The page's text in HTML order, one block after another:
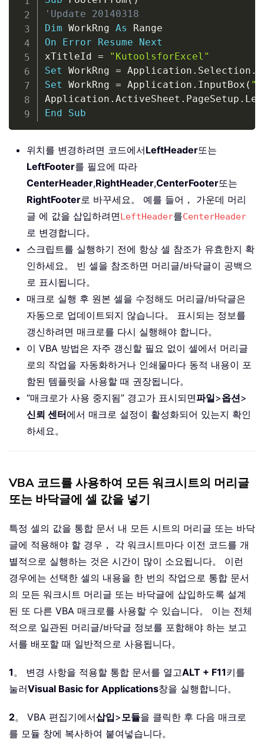
'Update 20140318
Dim WorkRng As
On
Error Resume
Next
xTitleId =
"KutoolsforExcel"
Set WorkRng = Application . Selection .
Set WorkRng = Application . InputBox (
Application . ActiveSheet . PageSetup .
End
Sub
위치를 변경하려면 코드에서LeftHeader또는
LeftFooter를 필요에 따라
CenterHeader,RightHeader,CenterFooter또는
RightFooter로 바꾸세요。 예를 들어， 가운데 머리
글 에 값을 삽입하려면LeftHeader를CenterHeader
로 변경합니다。
스크립트를 실행하기 전에 항상 셀 참조가 유효한지 확
인하세요。 빈 셀을 참조하면 머리글/바닥글이 공백으
로 표시됩니다。
매크로 실행 후 원본 셀을 수정해도 머리글/바닥글은
자동으로 업데이트되지 않습니다。 표시되는 정보를
갱신하려면 매크로를 다시 실행해야 합니다。
이 VBA 방법은 자주 갱신할 필요 없이 셀에서 머리글
로의 작업을 자동화하거나 인쇄물마다 동적 내용이 포
함된 템플릿을 사용할 때 권장됩니다。
“매크로가 사용 중지됨” 경고가 표시되면파일>옵션>
신뢰 센터에서 매크로 설정이 활성화되어 있는지 확인
하세요。
VBA 코드를 사용하여 모든 워크시트의 머리글
또는 바닥글에 셀 값을 넣기
특정 셀의 값을 통합 문서 내 모든 시트의 머리글 또는 바닥
글에 적용해야 할 경우， 각 워크시트마다 이전 코드를 개
별적으로 실행하는 것은 시간이 많이 소요됩니다。 이런
경우에는 선택한 셀의 내용을 한 번의 작업으로 통합 문서
의 모든 워크시트 머리글 또는 바닥글에 삽입하도록 설계
된 또 다른 VBA 매크로를 사용할 수 있습니다。 이는 전체
적으로 일관된 머리글/바닥글 정보를 포함해야 하는 보고
서를 배포할 때 일반적으로 사용됩니다。
1 。 변경 사항을 적용할 통합 문서를 열고ALT + F11키를
눌러Visual Basic for Applications창을 실행합니다。
2。 VBA 편집기에서삽입>모듈을 클릭한 후 다음 매크로
를 모듈 창에 복사하여 붙여넣습니다。